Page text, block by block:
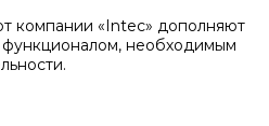
компании «Intec» дополняют
необходимым